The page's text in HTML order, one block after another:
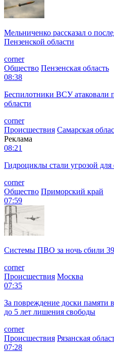
Мельниченко рассказал о
Пензенской области
corner
Общество Пензенская область
08:38
Беспилотники ВСУ атаковали
области
corner
Происшествия Самарская
Реклама
08:21
Гидроциклы стали угрозой
corner
Общество Приморский край
07:59
Системы ПВО за ночь сбили
corner
Происшествия Москва
07:35
За повреждение доски памяти
до 5 лет лишения свободы
corner
Происшествия Рязанская
07:28